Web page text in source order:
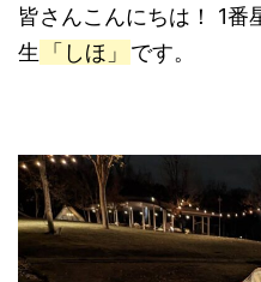
皆さんこんにちは！ 1番
生
「しほ」 です。